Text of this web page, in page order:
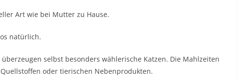
Art wie bei Mutter zu Hause.
natürlich.
selbst besonders wählerische Katzen. Die Mahlzeiten
oder tierischen Nebenprodukten.